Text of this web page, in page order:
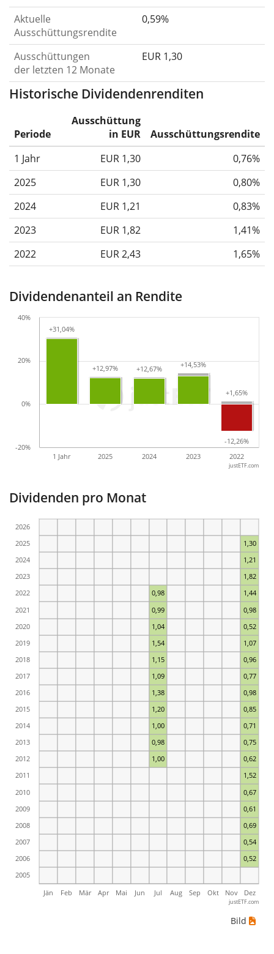
Aktuelle
Ausschüttungsrendite
0,59%
Ausschüttungen
der letzten 12 Monate
EUR 1,30
Historische Dividendenrenditen
Periode
Ausschüttung
in EUR
Ausschüttungsrendite
1 Jahr
EUR 1,30
0,76%
2025
EUR 1,30
0,80%
2024
EUR 1,21
0,83%
2023
EUR 1,82
1,41%
2022
EUR 2,43 1,65%
Dividendenanteil an Rendite
-12,26%
-12,26%
+31,04%
+31,04%
+12,97%
+12,97% +12,67%
+12,67% +14,53%
+14,53%
+1,65%
+1,65%
1 Jahr 2025 2024 2023 2022
-20%
0%
20%
40%
justETF.com
Dividenden pro Monat
0,52
0,54
0,69
0,61
0,67
1,52
1,00 0,62
0,98 0,75
1,00 0,71
1,20 0,85
1,38 0,98
1,09 0,77
1,15 0,96
1,54 1,07
1,04 0,52
0,99 0,98
0,98 1,44
1,82
1,21
1,30
Jän Feb Mär Apr Mai Jun Jul Aug Sep Okt Nov Dez
2005
2006
2007
2008
2009
2010
2011
2012
2013
2014
2015
2016
2017
2018
2019
2020
2021
2022
2023
2024
2025
2026
justETF.com
Bild